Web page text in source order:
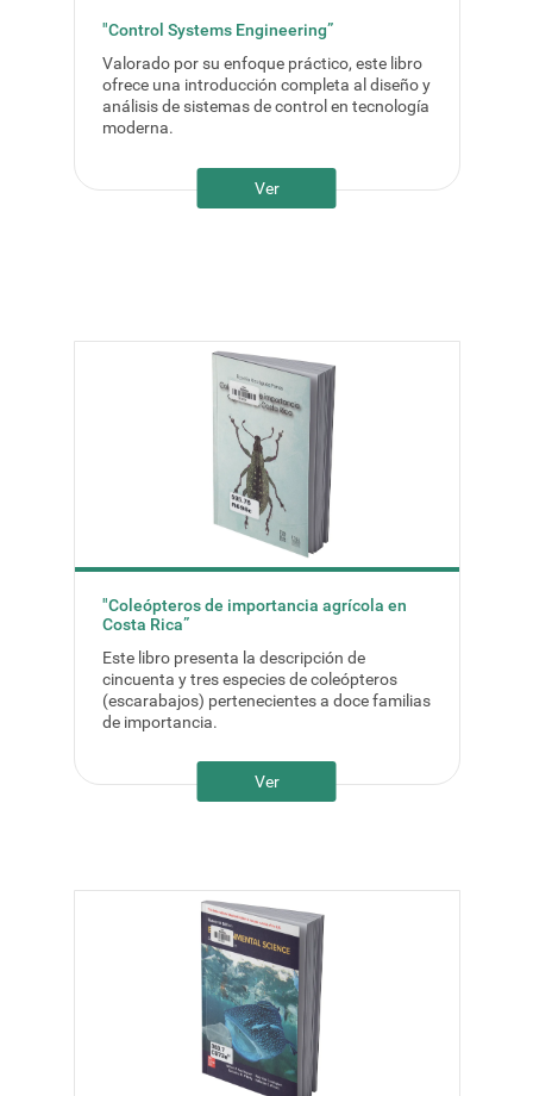
"Control Systems Engineering”
Valorado por su enfoque práctico, este libro
ofrece una introducción completa al diseño y
análisis de sistemas de control en tecnología
moderna.
Ver
"Coleópteros de importancia agrícola en
Costa Rica”
Este libro presenta la descripción de
cincuenta y tres especies de coleópteros
(escarabajos) pertenecientes a doce familias
de importancia.
Ver